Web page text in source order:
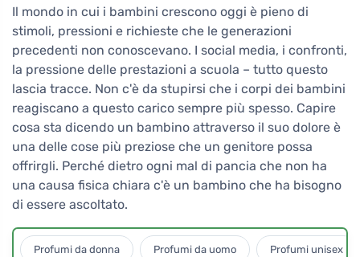
Il mondo in cui i bambini crescono oggi è pieno di
stimoli, pressioni e richieste che le generazioni
precedenti non conoscevano. I social media, i confronti,
la pressione delle prestazioni a scuola – tutto questo
lascia tracce. Non c'è da stupirsi che i corpi dei bambini
reagiscano a questo carico sempre più spesso. Capire
cosa sta dicendo un bambino attraverso il suo dolore è
una delle cose più preziose che un genitore possa
offrirgli. Perché dietro ogni mal di pancia che non ha
una causa fisica chiara c'è un bambino che ha bisogno
di essere ascoltato.
Profumi da donna Profumi da uomo Profumi unisex